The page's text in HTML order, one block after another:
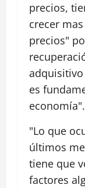
precios,
crecer
precios"
es
economía".
"Lo que
últimos
tiene que
factores